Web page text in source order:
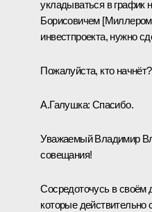
укладываться в график
Борисовичем [Миллером]
инвестпроекта, нужно
Пожалуйста, кто
А.Галушка: Спасибо.
Уважаемый Владимир
совещания!
Сосредоточусь в своём
которые